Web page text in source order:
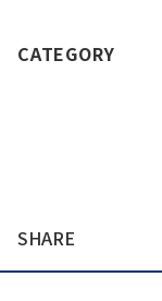
CATEGORY
SHARE